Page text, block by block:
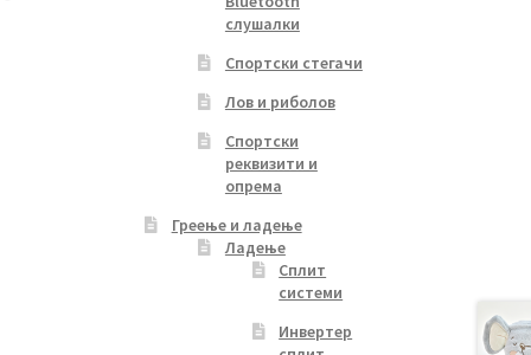
слушалки
Спортски стегачи
Лов и риболов
Спортски
реквизити и
опрема
Греење и ладење
Ладење
Сплит
системи
Инвертер